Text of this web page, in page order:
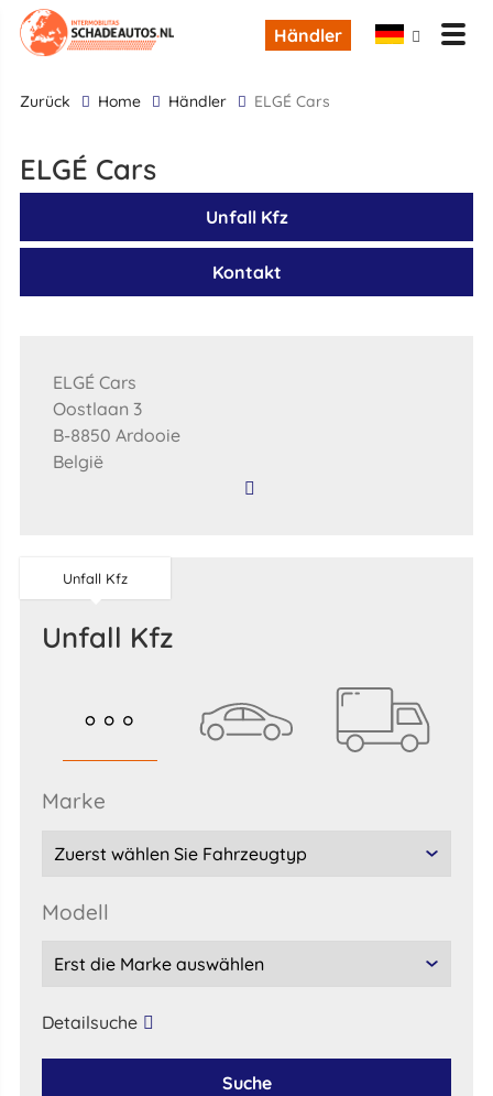
Händler
zurück Home Händler ELGÉ Cars
ELGÉ Cars
Unfall Kfz
Kontakt
ELGÉ Cars
Oostlaan 3
B-8850 Ardooie
België
Unfall Kfz
Unfall Kfz
marke
Modell
Detailsuche
Suche